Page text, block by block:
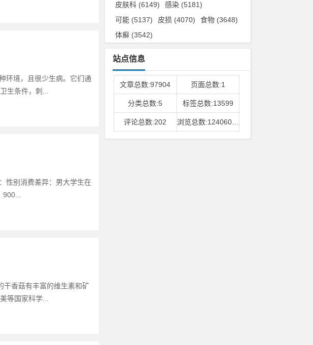
环境，且很少生病。它们通
生条件，刺...
性别消费差异：男大学生在
干香菇有丰富的维生素和矿
等国家科学...
皮肤科 (6149) 感染 (5181)
可能 (5137) 皮损 (4070) 食物 (3648)
体癣 (3542)
站点信息
文章总数:97904 页面总数:1
分类总数:5 标签总数:13599
评论总数:202 浏览总数:12406006